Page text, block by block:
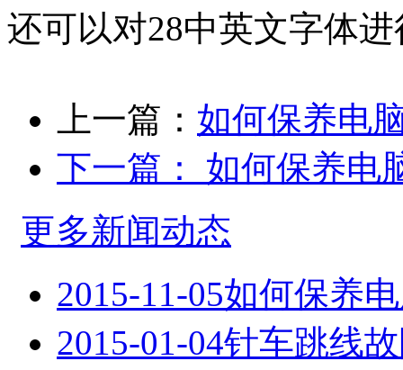
还可以对28中英文字体
上一篇： 如何保养电
下一篇：
如何保养电
更多新闻动态
2015-11-05如何保养
2015-01-04针车跳线